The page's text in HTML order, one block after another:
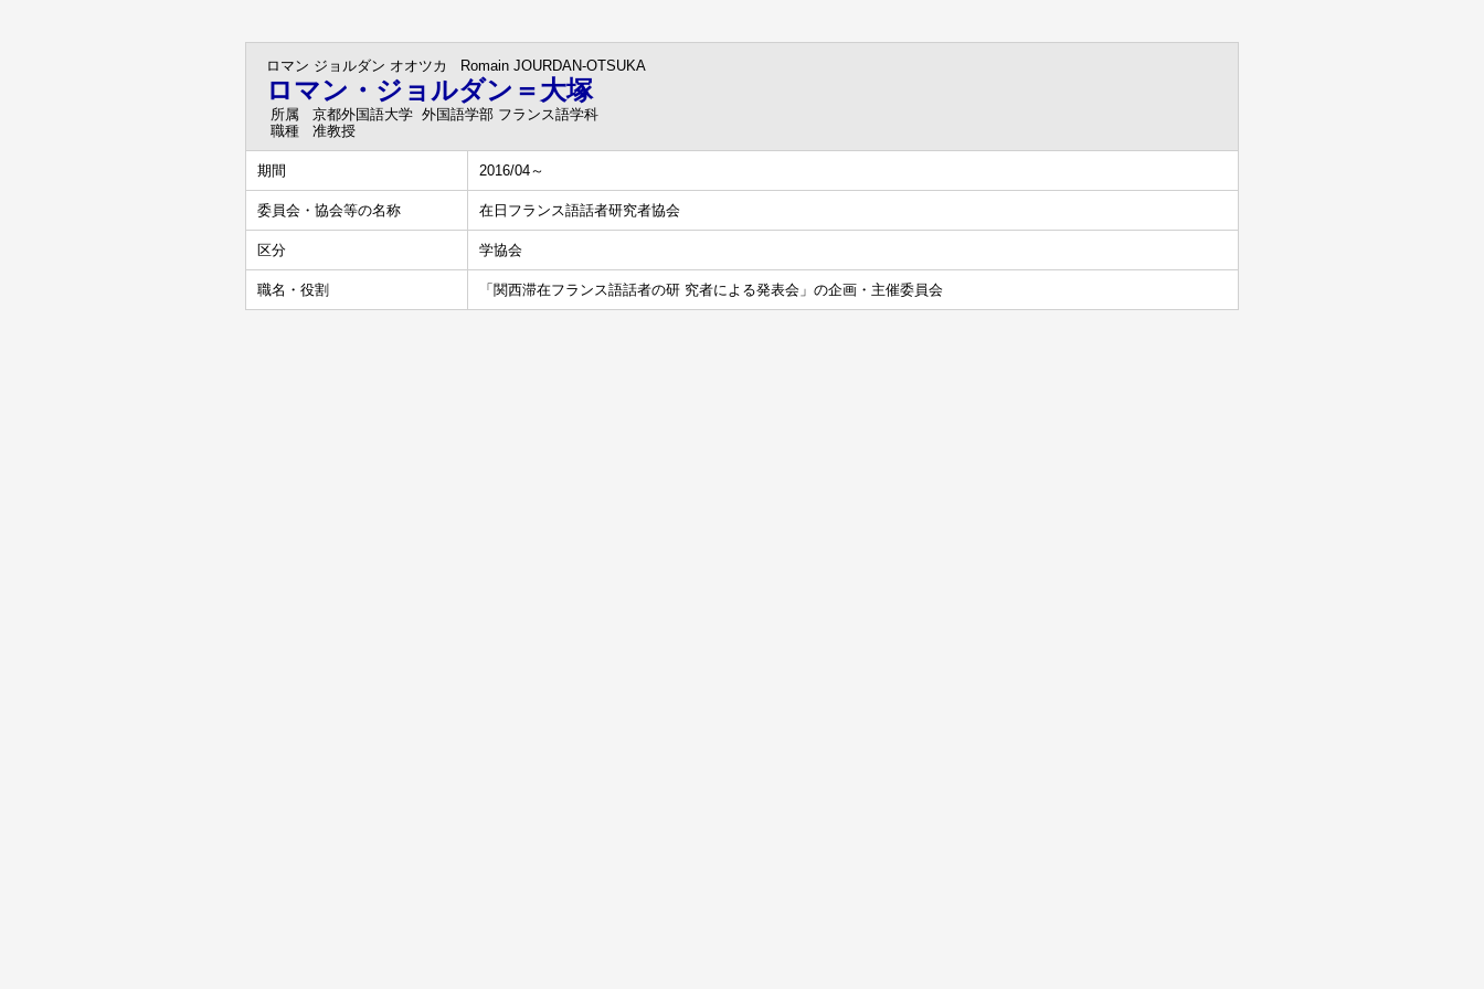
ロマン ジョルダン オオツカ Romain JOURDAN-OTSUKA
ロマン・ジョルダン＝大塚
所属
京都外国語大学 外国語学部 フランス語学科
職種
准教授
期間 2016/04～
委員会・協会等の名称 在日フランス語話者研究者協会
区分 学協会
職名・役割 「関西滞在フランス語話者の研 究者による発表会」の企画・主催委員会